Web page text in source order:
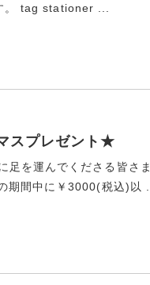
。 tag stationer ...
スプレゼント★
足を運んでくださる皆さ
期間中に￥3000(税込)以